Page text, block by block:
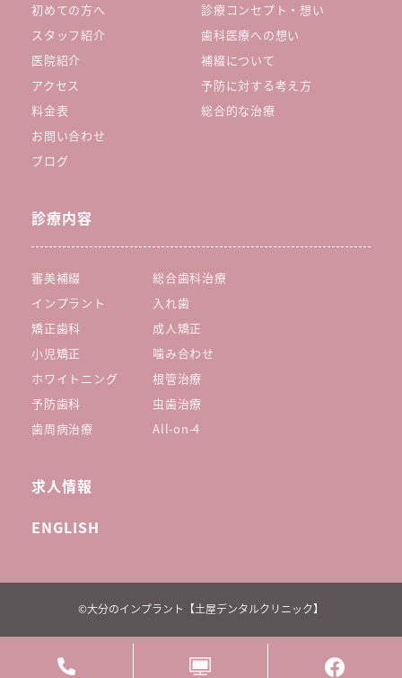
初めての方へ
スタッフ紹介
医院紹介
アクセス
料金表
お問い合わせ
ブログ
診療コンセプト・想い
歯科医療への想い
補綴について
予防に対する考え方
総合的な治療
診療内容
審美補綴
総合歯科治療
インプラント
入れ歯
矯正歯科
成人矯正
小児矯正
噛み合わせ
ホワイトニング
根管治療
予防歯科
虫歯治療
歯周病治療
All-on-4
求人情報
ENGLISH
©︎大分のインプラント【土屋デンタルクリニック】